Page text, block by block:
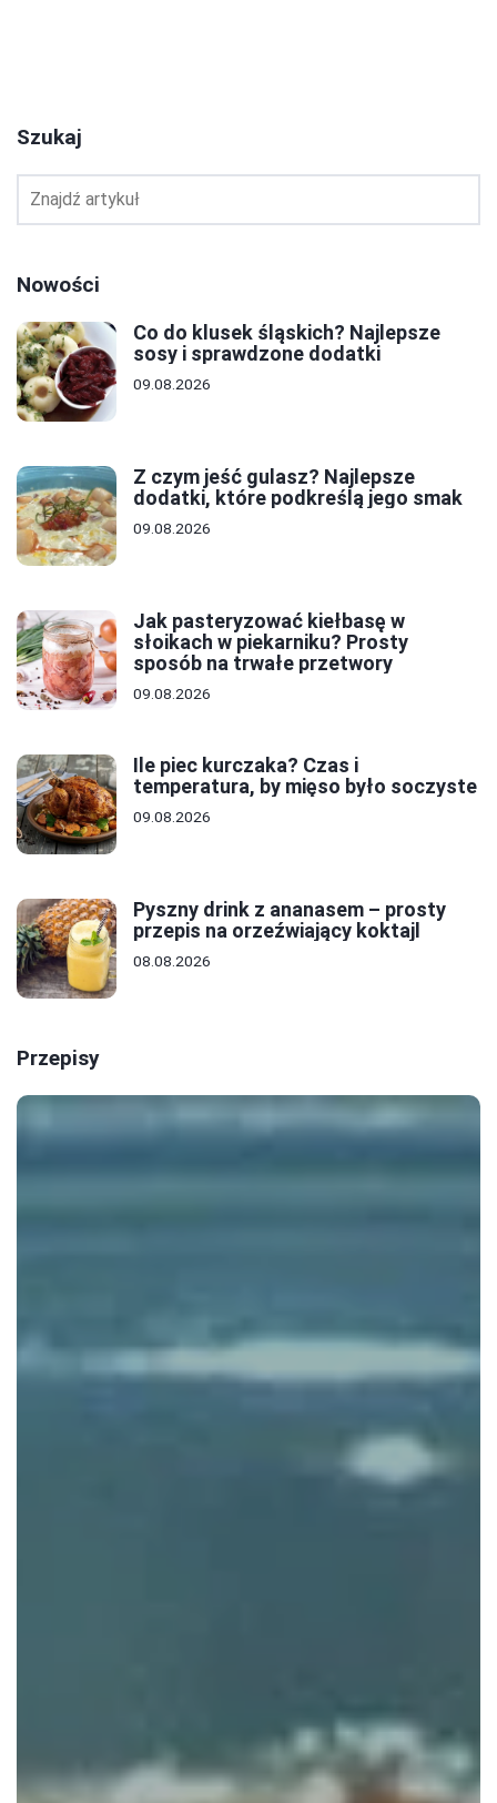
Szukaj
Nowości
Co do klusek śląskich? Najlepsze
sosy i sprawdzone dodatki
09.08.2026
Z czym jeść gulasz? Najlepsze
dodatki, które podkreślą jego smak
09.08.2026
Jak pasteryzować kiełbasę w
słoikach w piekarniku? Prosty
sposób na trwałe przetwory
09.08.2026
Ile piec kurczaka? Czas i
temperatura, by mięso było soczyste
09.08.2026
Pyszny drink z ananasem – prosty
przepis na orzeźwiający koktajl
08.08.2026
Przepisy